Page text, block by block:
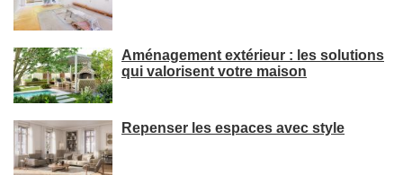
Aménagement extérieur : les solutions
qui valorisent votre maison
Repenser les espaces avec style